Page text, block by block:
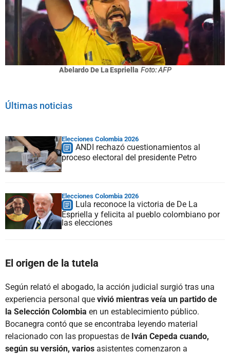
Abelardo De La Espriella Foto: AFP
Últimas noticias
Elecciones Colombia 2026
ANDI rechazó cuestionamientos al
proceso electoral del presidente Petro
Elecciones Colombia 2026
Lula reconoce la victoria de De La
Espriella y felicita al pueblo colombiano por
las elecciones
El origen de la tutela
Según relató el abogado, la acción judicial surgió tras una
experiencia personal que vivió mientras veía un partido de
la Selección Colombia en un establecimiento público.
Bocanegra contó que se encontraba leyendo material
relacionado con las propuestas de Iván Cepeda cuando,
según su versión, varios asistentes comenzaron a